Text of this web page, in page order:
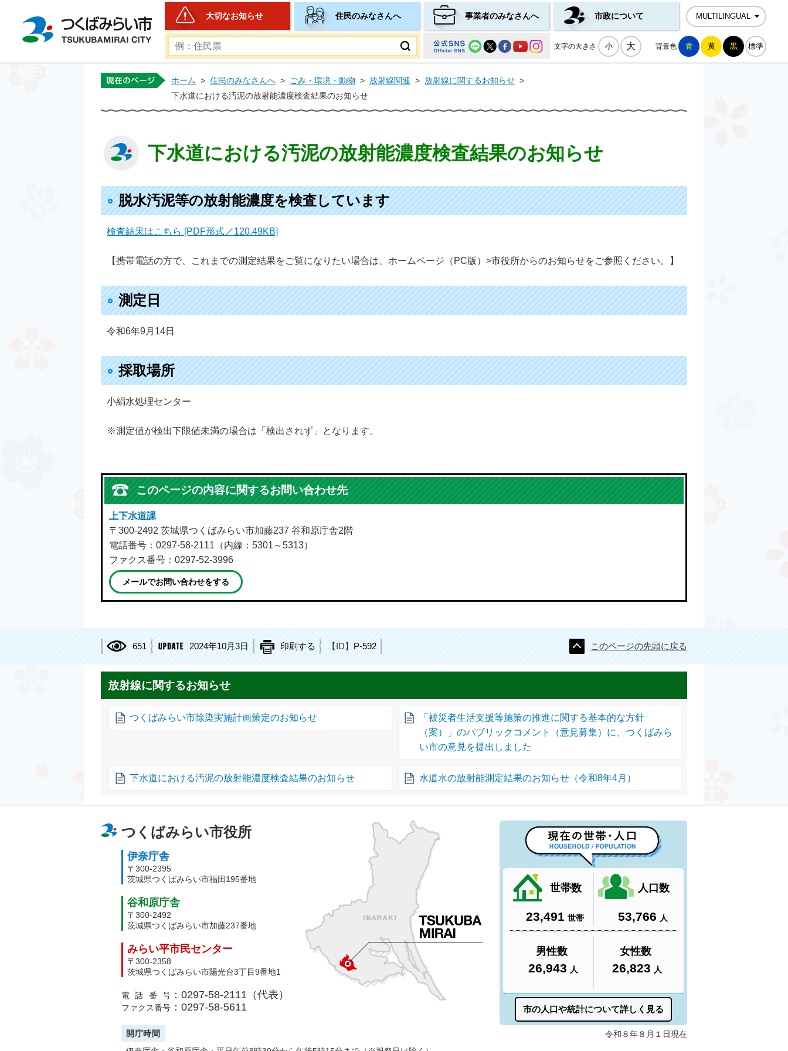
つくばみらい市公式ホームページ
大切なお知らせ 住民のみなさんへ 事業者のみなさんへ 市政について MULTILINGUAL
文字の大きさ 小 大 背景色 青 黄 黒 標準
ホーム > 住民のみなさんへ > ごみ・環境・動物 > 放射線関連 > 放射線に関するお知らせ >
下水道における汚泥の放射能濃度検査結果のお知らせ
下水道における汚泥の放射能濃度検査結果のお知らせ
脱水汚泥等の放射能濃度を検査しています
検査結果はこちら [PDF形式／120.49KB]
【携帯電話の方で、これまでの測定結果をご覧になりたい場合は、ホームページ（PC版）>市役所からのお知らせをご参照ください。】
測定日
令和6年9月14日
採取場所
小絹水処理センター
※測定値が検出下限値未満の場合は「検出されず」となります。
このページの内容に関するお問い合わせ先
上下水道課
〒300-2492 茨城県つくばみらい市加藤237 谷和原庁舎2階
電話番号：0297-58-2111（内線：5301～5313）
ファクス番号：0297-52-3996
メールでお問い合わせをする
651 2024年10月3日 印刷する 【ID】 P-592 このページの先頭に戻る
放射線に関するお知らせ
つくばみらい市除染実施計画策定のお知らせ
「被災者生活支援等施策の推進に関する基本的な方針
（案）」のパブリックコメント（意見募集）に、つくばみら
い市の意見を提出しました
下水道における汚泥の放射能濃度検査結果のお知らせ 水道水の放射能測定結果のお知らせ（令和8年4月）
つくばみらい市役所
伊奈庁舎
〒300-2395
茨城県つくばみらい市福田195番地
谷和原庁舎
〒300-2492
茨城県つくばみらい市加藤237番地
みらい平市民センター
〒300-2358
茨城県つくばみらい市陽光台3丁目9番地1
電話番号 ：0297-58-2111（代表）
ファクス番号 ：0297-58-5611
開庁時間